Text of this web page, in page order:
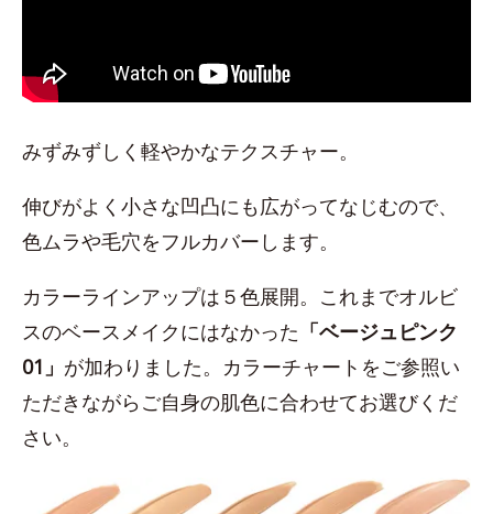
みずみずしく軽やかなテクスチャー。
伸びがよく小さな凹凸にも広がってなじむので、
色ムラや毛穴をフルカバーします。
カラーラインアップは５色展開。これまでオルビ
スのベースメイクにはなかった 「ベージュピンク
01」 が加わりました。カラーチャートをご参照い
ただきながらご自身の肌色に合わせてお選びくだ
さい。